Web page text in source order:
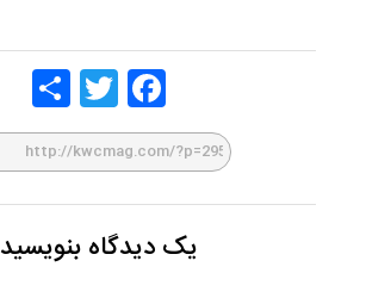
Face
Twitt
یک دیدگاه بنویسید